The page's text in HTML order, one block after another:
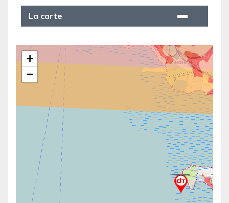
La carte